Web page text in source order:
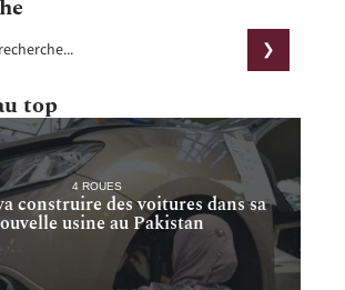
top
4 ROUES
construire des voitures dans sa
usine au Pakistan